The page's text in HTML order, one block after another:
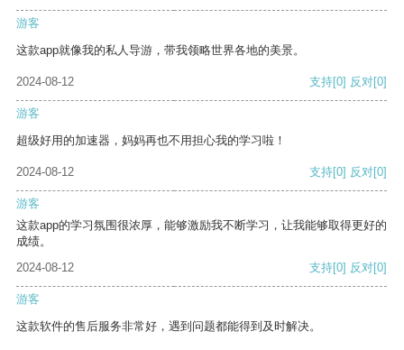
游客
这款app就像我的私人导游，带我领略世界各地的美景。
2024-08-12 支持[0] 反对[0]
游客
超级好用的加速器，妈妈再也不用担心我的学习啦！
2024-08-12 支持[0] 反对[0]
游客
这款app的学习氛围很浓厚，能够激励我不断学习，让我能够取得更好的
成绩。
2024-08-12
支持[0] 反对[0]
游客
这款软件的售后服务非常好，遇到问题都能得到及时解决。